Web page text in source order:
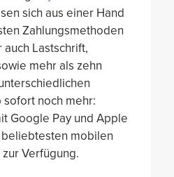
sich aus einer Hand
Zahlungsmethoden
Lastschrift,
mehr als zehn
sofort noch mehr:
Google Pay und Apple
mobilen
Verfügung.